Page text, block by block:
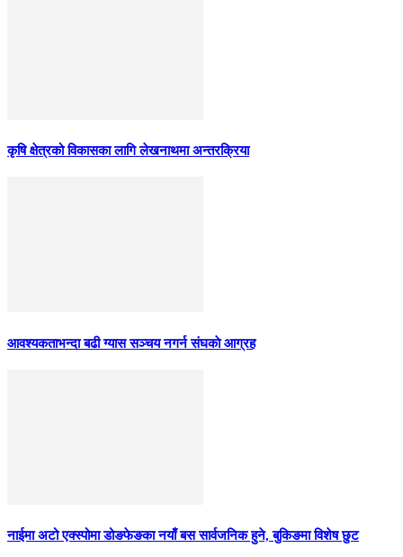
कृषि क्षेत्रको विकासका लागि लेखनाथमा अन्तरक्रिया
आवश्यकताभन्दा बढी ग्यास सञ्चय नगर्न संघकाे आग्रह
नाईमा अटो एक्स्पोमा डोङफेङका नयाँ बस सार्वजनिक हुने, बुकिङमा विशेष छुट